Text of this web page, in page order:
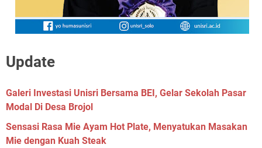
Update
Galeri Investasi Unisri Bersama BEI, Gelar Sekolah Pasar
Modal Di Desa Brojol
Sensasi Rasa Mie Ayam Hot Plate, Menyatukan Masakan
Mie dengan Kuah Steak